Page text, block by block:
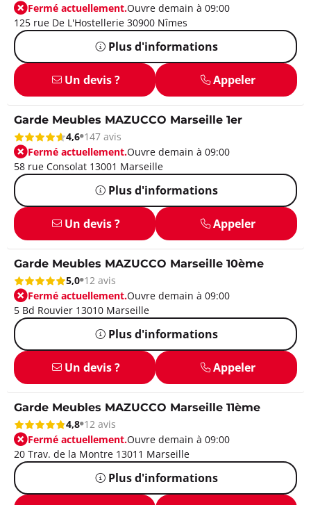
Fermé actuellement.Ouvre demain à 09:00
125 rue De L'Hostellerie 30900 Nîmes
Plus d'informations
Un devis ? Appeler
Garde Meubles MAZUCCO Marseille 1er
4,6 147 avis
Fermé actuellement.Ouvre demain à 09:00
58 rue Consolat 13001 Marseille
Plus d'informations
Un devis ? Appeler
Garde Meubles MAZUCCO Marseille 10ème
5,0 12 avis
Fermé actuellement.Ouvre demain à 09:00
5 Bd Rouvier 13010 Marseille
Plus d'informations
Un devis ? Appeler
Garde Meubles MAZUCCO Marseille 11ème
4,8 12 avis
Fermé actuellement.Ouvre demain à 09:00
20 Trav. de la Montre 13011 Marseille
Plus d'informations